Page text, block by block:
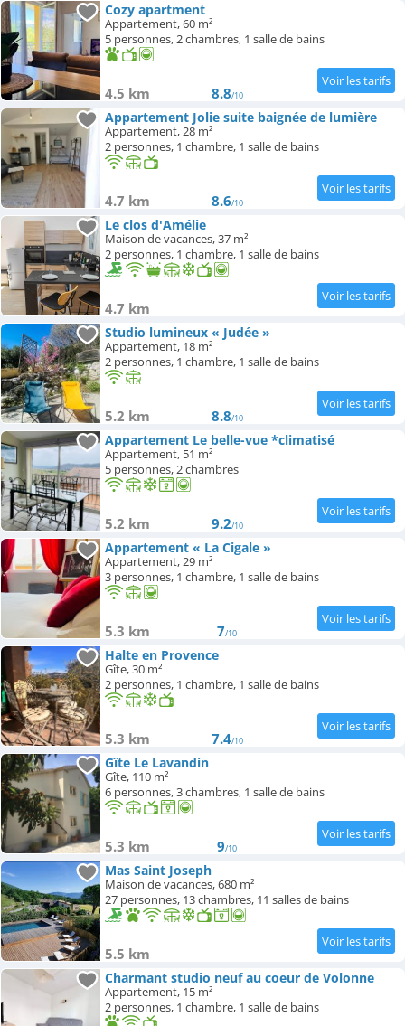
Cozy apartment
Appartement, 60 m²
5 personnes, 2 chambres, 1 salle de bains
4.5 km 8.8/10
Appartement Jolie suite baignée de lumière
Appartement, 28 m²
2 personnes, 1 chambre, 1 salle de bains
4.7 km 8.6/10
Le clos d'Amélie
Maison de vacances, 37 m²
2 personnes, 1 chambre, 1 salle de bains
4.7 km
Studio lumineux « Judée »
Appartement, 18 m²
2 personnes, 1 chambre, 1 salle de bains
5.2 km 8.8/10
Appartement Le belle-vue *climatisé
Appartement, 51 m²
5 personnes, 2 chambres
5.2 km 9.2/10
Appartement « La Cigale »
Appartement, 29 m²
3 personnes, 1 chambre, 1 salle de bains
5.3 km 7/10
Halte en Provence
Gîte, 30 m²
2 personnes, 1 chambre, 1 salle de bains
5.3 km 7.4/10
Gîte Le Lavandin
Gîte, 110 m²
6 personnes, 3 chambres, 1 salle de bains
5.3 km 9/10
Mas Saint Joseph
Maison de vacances, 680 m²
27 personnes, 13 chambres, 11 salles de bains
5.5 km
Charmant studio neuf au coeur de Volonne
Appartement, 15 m²
2 personnes, 1 chambre, 1 salle de bains